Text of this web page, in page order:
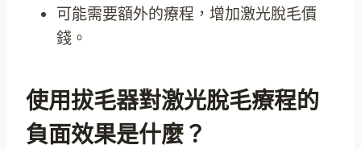
可能需要額外的療程，增加激光脫毛價
錢。
使用拔毛器對激光脫毛療程的
負面效果是什麼？